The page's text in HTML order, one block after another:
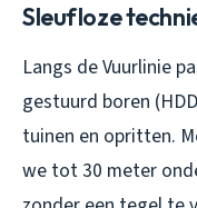
Sleufloze
Langs de Vuurlinie
gestuurd boren
tuinen en opritten.
we tot 30 meter